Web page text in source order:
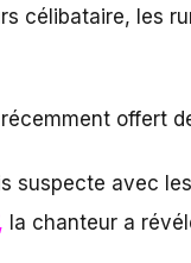
célibataire, les
offert
avec
la chanteur a